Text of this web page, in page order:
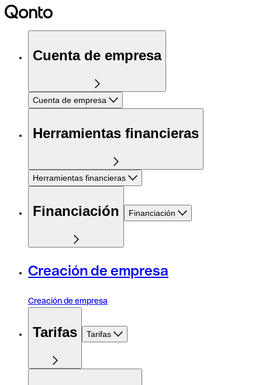
Cuenta de empresa
Cuenta de empresa
Herramientas financieras
Herramientas financieras
Financiación Financiación
Creación de empresa
Creación de empresa
Tarifas Tarifas